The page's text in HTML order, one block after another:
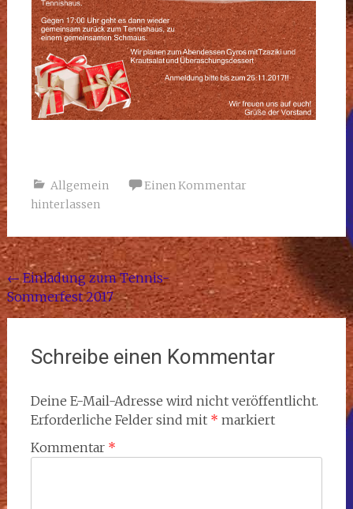
Allgemein
Einen Kommentar
hinterlassen
Beitragsnavigation
←Einladung zum Tennis-
Sommerfest 2017
Schreibe einen Kommentar
Deine E-Mail-Adresse wird nicht veröffentlicht.
Erforderliche Felder sind mit * markiert
Kommentar *